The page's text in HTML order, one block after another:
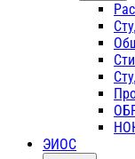
ЭИОС